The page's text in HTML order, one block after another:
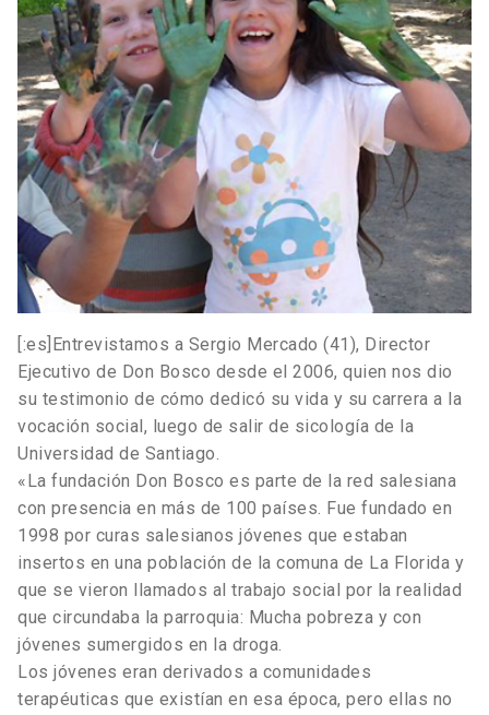
[:es]Entrevistamos a Sergio Mercado (41), Director
Ejecutivo de Don Bosco desde el 2006, quien nos dio
su testimonio de cómo dedicó su vida y su carrera a la
vocación social, luego de salir de sicología de la
Universidad de Santiago.
«La fundación Don Bosco es parte de la red salesiana
con presencia en más de 100 países. Fue fundado en
1998 por curas salesianos jóvenes que estaban
insertos en una población de la comuna de La Florida y
que se vieron llamados al trabajo social por la realidad
que circundaba la parroquia: Mucha pobreza y con
jóvenes sumergidos en la droga.
Los jóvenes eran derivados a comunidades
terapéuticas que existían en esa época, pero ellas no